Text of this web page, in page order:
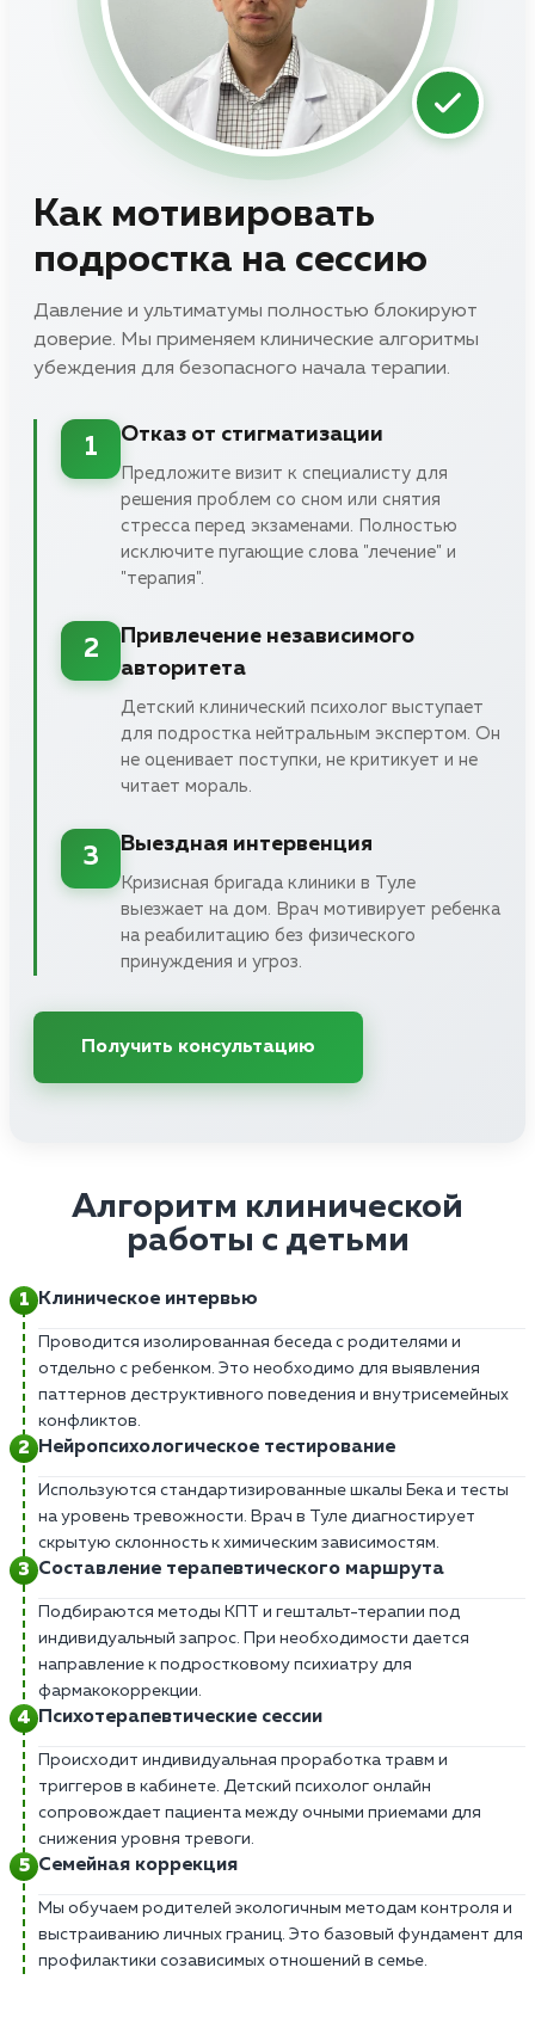
Как мотивировать
подростка на сессию
Давление и ультиматумы полностью блокируют
доверие. Мы применяем клинические алгоритмы
убеждения для безопасного начала терапии.
1
Отказ от стигматизации
Предложите визит к специалисту для
решения проблем со сном или снятия
стресса перед экзаменами. Полностью
исключите пугающие слова "лечение" и
"терапия".
2
Привлечение независимого
авторитета
Детский клинический психолог выступает
для подростка нейтральным экспертом. Он
не оценивает поступки, не критикует и не
читает мораль.
3
Выездная интервенция
Кризисная бригада клиники в Туле
выезжает на дом. Врач мотивирует ребенка
на реабилитацию без физического
принуждения и угроз.
Получить консультацию
Алгоритм клинической
работы с детьми
Клиническое интервью
Проводится изолированная беседа с родителями и
отдельно с ребенком. Это необходимо для выявления
паттернов деструктивного поведения и внутрисемейных
конфликтов.
Нейропсихологическое тестирование
Используются стандартизированные шкалы Бека и тесты
на уровень тревожности. Врач в Туле диагностирует
скрытую склонность к химическим зависимостям.
Составление терапевтического маршрута
Подбираются методы КПТ и гештальт-терапии под
индивидуальный запрос. При необходимости дается
направление к подростковому психиатру для
фармакокоррекции.
Психотерапевтические сессии
Происходит индивидуальная проработка травм и
триггеров в кабинете. Детский психолог онлайн
сопровождает пациента между очными приемами для
снижения уровня тревоги.
Семейная коррекция
Мы обучаем родителей экологичным методам контроля и
выстраиванию личных границ. Это базовый фундамент для
профилактики созависимых отношений в семье.